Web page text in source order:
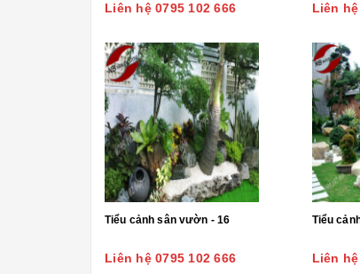
Liên hệ 0795 102 666 Liên hệ
Tiểu cảnh sân vườn - 16
Liên hệ 0795 102 666
Tiểu
Liên hệ